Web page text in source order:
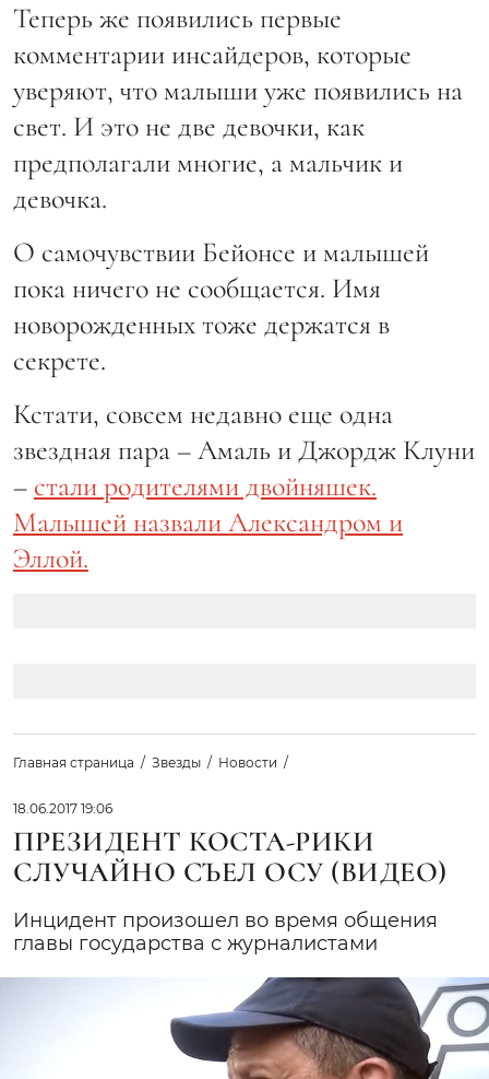
Теперь же появились первые
комментарии инсайдеров, которые
уверяют, что малыши уже появились на
свет. И это не две девочки, как
предполагали многие, а мальчик и
девочка.
О самочувствии Бейонсе и малышей
пока ничего не сообщается. Имя
новорожденных тоже держатся в
секрете.
Кстати, совсем недавно еще одна
звездная пара – Амаль и Джордж Клуни
– стали родителями двойняшек.
Малышей назвали Александром и
Эллой.
Главная страница Звезды Новости
18.06.2017 19:06
ПРЕЗИДЕНТ КОСТА-РИКИ
СЛУЧАЙНО СЪЕЛ ОСУ (ВИДЕО)
Инцидент произошел во время общения
главы государства с журналистами